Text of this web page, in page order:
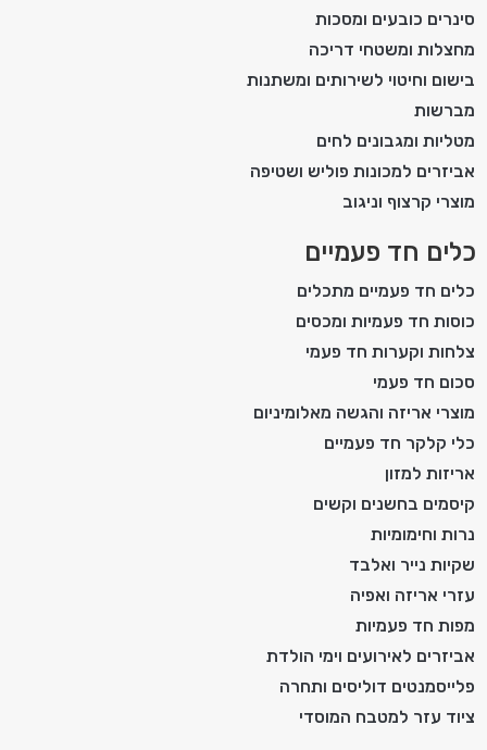
סינרים כובעים ומסכות
מחצלות ומשטחי דריכה
בישום וחיטוי לשירותים ומשתנות
מברשות
מטליות ומגבונים לחים
אביזרים למכונות פוליש ושטיפה
מוצרי קרצוף וניגוב
כלים חד פעמיים
כלים חד פעמיים מתכלים
כוסות חד פעמיות ומכסים
צלחות וקערות חד פעמי
סכום חד פעמי
מוצרי אריזה והגשה מאלומיניום
כלי קלקר חד פעמיים
אריזות למזון
קיסמים בחשנים וקשים
נרות וחימומיות
שקיות נייר ואלבד
עזרי אריזה ואפיה
מפות חד פעמיות
אביזרים לאירועים וימי הולדת
פלייסמנטים דוליסים ותחרה
ציוד עזר למטבח המוסדי